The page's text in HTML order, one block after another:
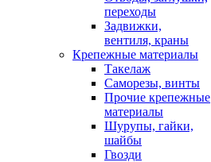
переходы
Задвижки,
вентиля, краны
Крепежные материалы
Такелаж
Саморезы, винты
Прочие крепежные
материалы
Шурупы, гайки,
шайбы
Гвозди